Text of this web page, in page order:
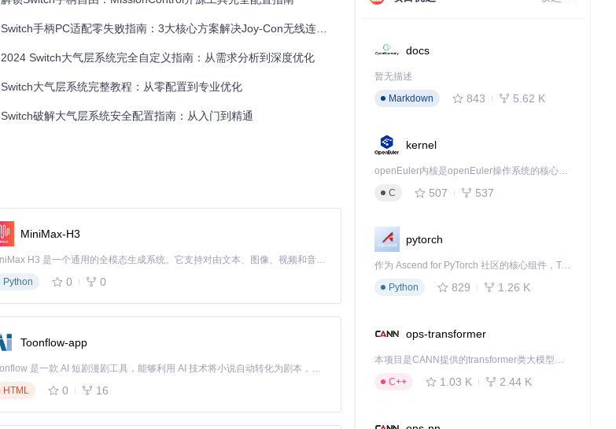
Switch手柄PC适配零失败指南：3大核心方案解决Joy-Con无线连接难题
2024 Switch大气层系统完全自定义指南：从需求分析到深度优化
Switch大气层系统完整教程：从零配置到专业优化
Switch破解大气层系统安全配置指南：从入门到精通
MiniMax-H3
MiniMax H3 是一个通用的全模态生成系统。它支持对由文本、图像、视频和音频组成的多模态上下文进行统一理解，并能生成分辨率高达 2K、时长可达 15 秒的带原生立体声音频的视频。得益于面向任务泛化的系统设计，H3 在预训练阶段就已具备广泛的多模态上下文理解与生成能力，能够出色地执行复杂的多模态指令。
Python
0 0
Toonflow-app
Toonflow 是一款 AI 短剧漫剧工具，能够利用 AI 技术将小说自动转化为剧本，并结合 AI 生成的图片和视频，实现高效的短剧创作。借助 Toonflow，可以轻松完成从文字到影像的全流程，让短剧制作变得更加智能与便捷。
HTML
0 16
docs
暂无描述
Markdown
843 5.62 K
kernel
openEuler内核是openEuler操作系统的核心，既是系统性能与稳定性的基石，也是连接处理器、设备与服务的桥梁。
C
507 537
pytorch
作为 Ascend for PyTorch 社区的核心组件，TorchNPU 是昇腾专为 PyTorch 打造的深度学习适配插件，使 PyTorch 框架能够直接调用昇腾 NPU，为开发者提供昇腾 AI 处理器的超强算力。
Python
829 1.26 K
ops-transformer
本项目是CANN提供的transformer类大模型算子库，实现网络在NPU上加速计算。
C++
1.03 K 2.44 K